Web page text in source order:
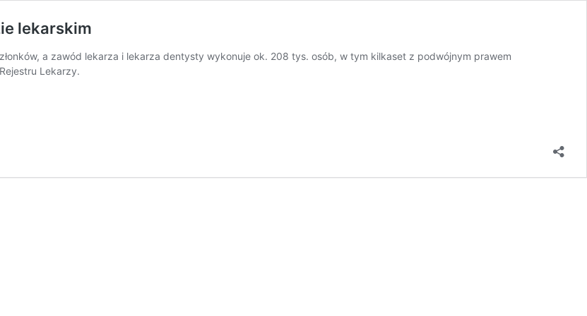
lekarskim
a zawód lekarza i lekarza dentysty wykonuje ok. 208 tys. osób, w tym kilkaset z podwójnym prawem
Lekarzy.